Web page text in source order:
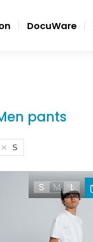
DocuWare
pants
S
S M L